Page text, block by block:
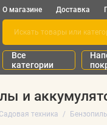
О магазине Доставка
Все
категории
и
Садовая техника